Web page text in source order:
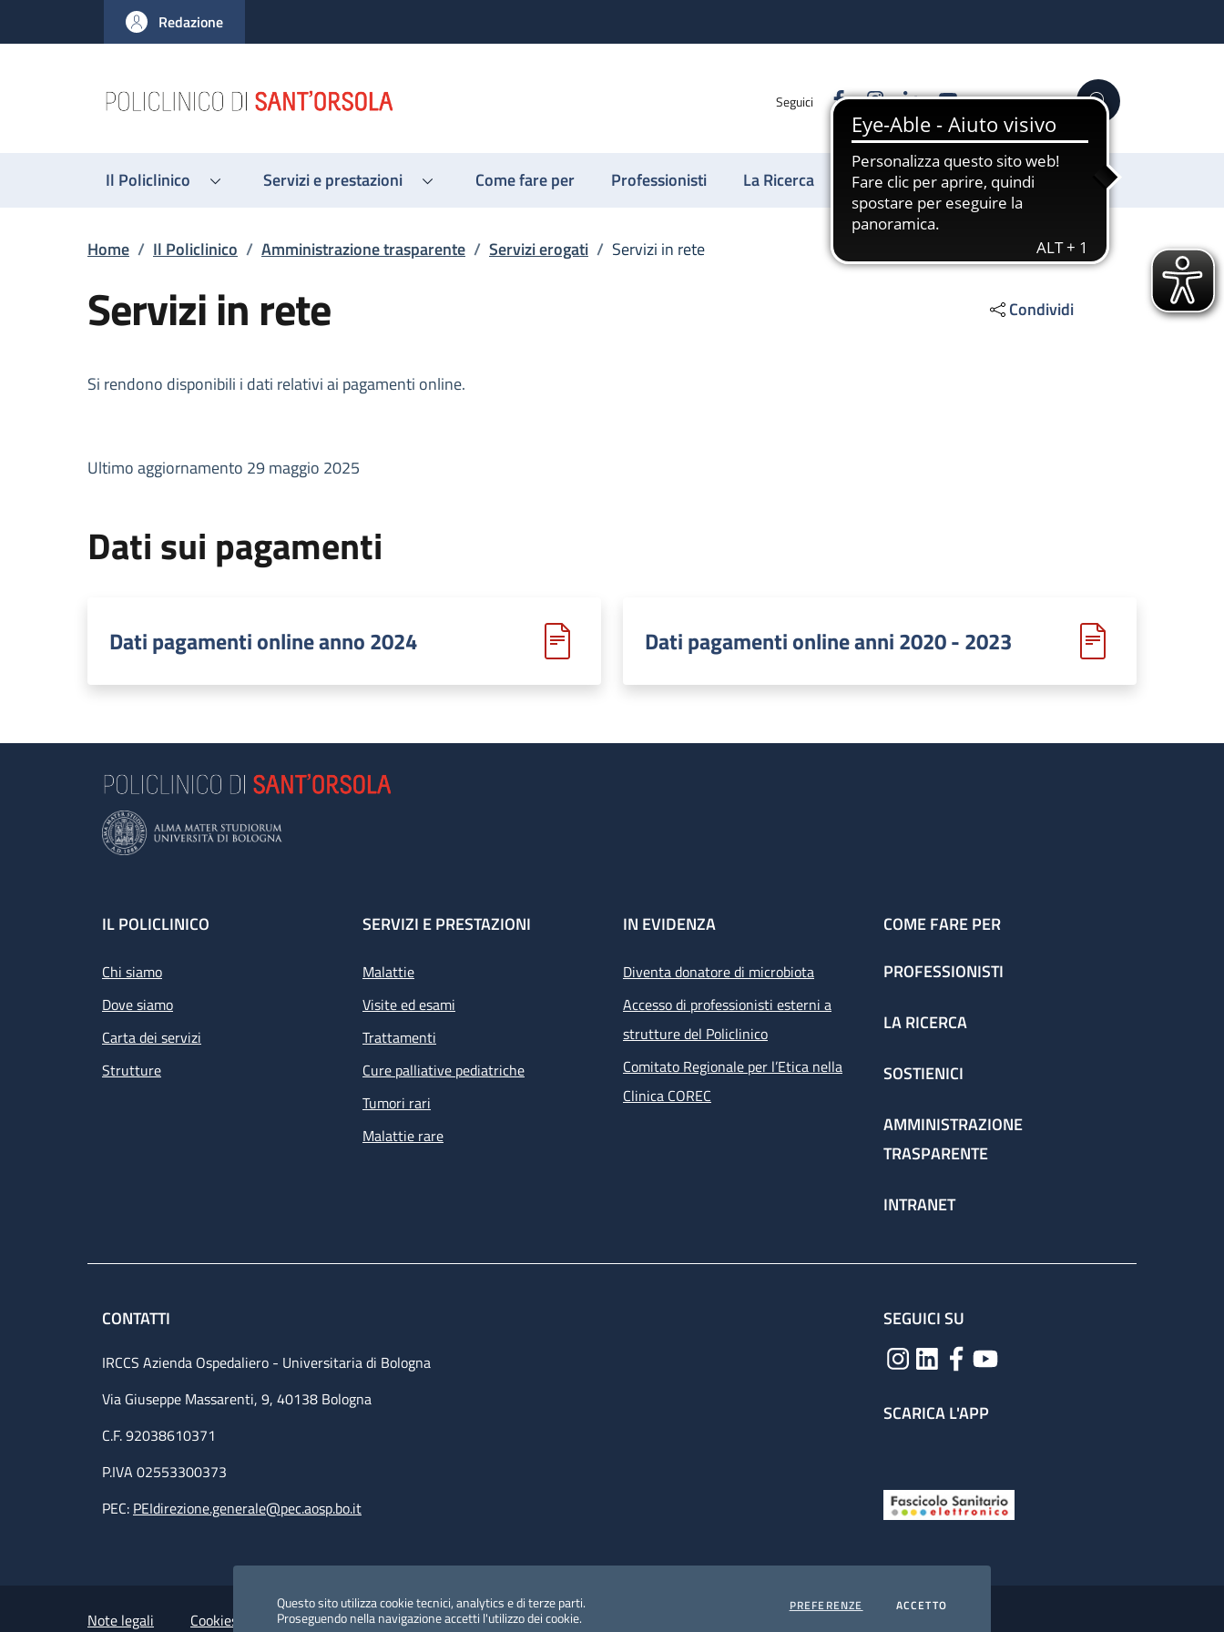
al contenuto principale
to footer content
Questo sito utilizza cookie tecnici, analytics e di terze parti.
Proseguendo nella navigazione accetti l'utilizzo dei cookie.
PREFERENZE COOKIESACCETTOI COOKIES
Redazione
Seguici FacebookInstagram
LinkedinYouTube Cerca
Il Policlinico Servizi e prestazioni Come fare per Professionisti La Ricerca Sostienici
Briciole di pane
Home / Il Policlinico / Amministrazione trasparente / Servizi erogati / Servizi in rete
Servizi in rete Condividi
Descrizione
Si rendono disponibili i dati relativi ai pagamenti online.
Ultimo aggiornamento 29 maggio 2025
Dati sui pagamenti
Dati pagamenti online anno 2024 Dati pagamenti online anni 2020 - 2023
Footer
IL POLICLINICO
Chi siamo
Dove siamo
Carta dei servizi
Strutture
SERVIZI E PRESTAZIONI
Malattie
Visite ed esami
Trattamenti
Cure palliative pediatriche
Tumori rari
Malattie rare
IN EVIDENZA
Diventa donatore di microbiota
Accesso di professionisti esterni a
strutture del Policlinico
Comitato Regionale per l’Etica nella
Clinica COREC
COME FARE PER
PROFESSIONISTI
LA RICERCA
SOSTIENICI
AMMINISTRAZIONE
TRASPARENTE
INTRANET
CONTATTI
IRCCS Azienda Ospedaliero - Universitaria di Bologna
Via Giuseppe Massarenti, 9, 40138 Bologna
C.F. 92038610371
P.IVA 02553300373
PEC: PEIdirezione.generale@pec.aosp.bo.it
SEGUICI SU
SCARICA L'APP
Small prints
Useful links section
Note legali Cookies Policy Policy privacy e protezione del dato personale